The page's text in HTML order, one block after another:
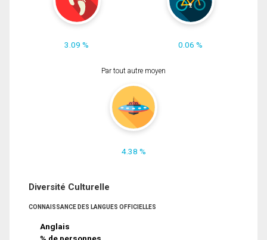
3.09 % 0.06 %
Par tout autre moyen
4.38 %
Diversité Culturelle
CONNAISSANCE DES LANGUES OFFICIELLES
Anglais
% de personnes